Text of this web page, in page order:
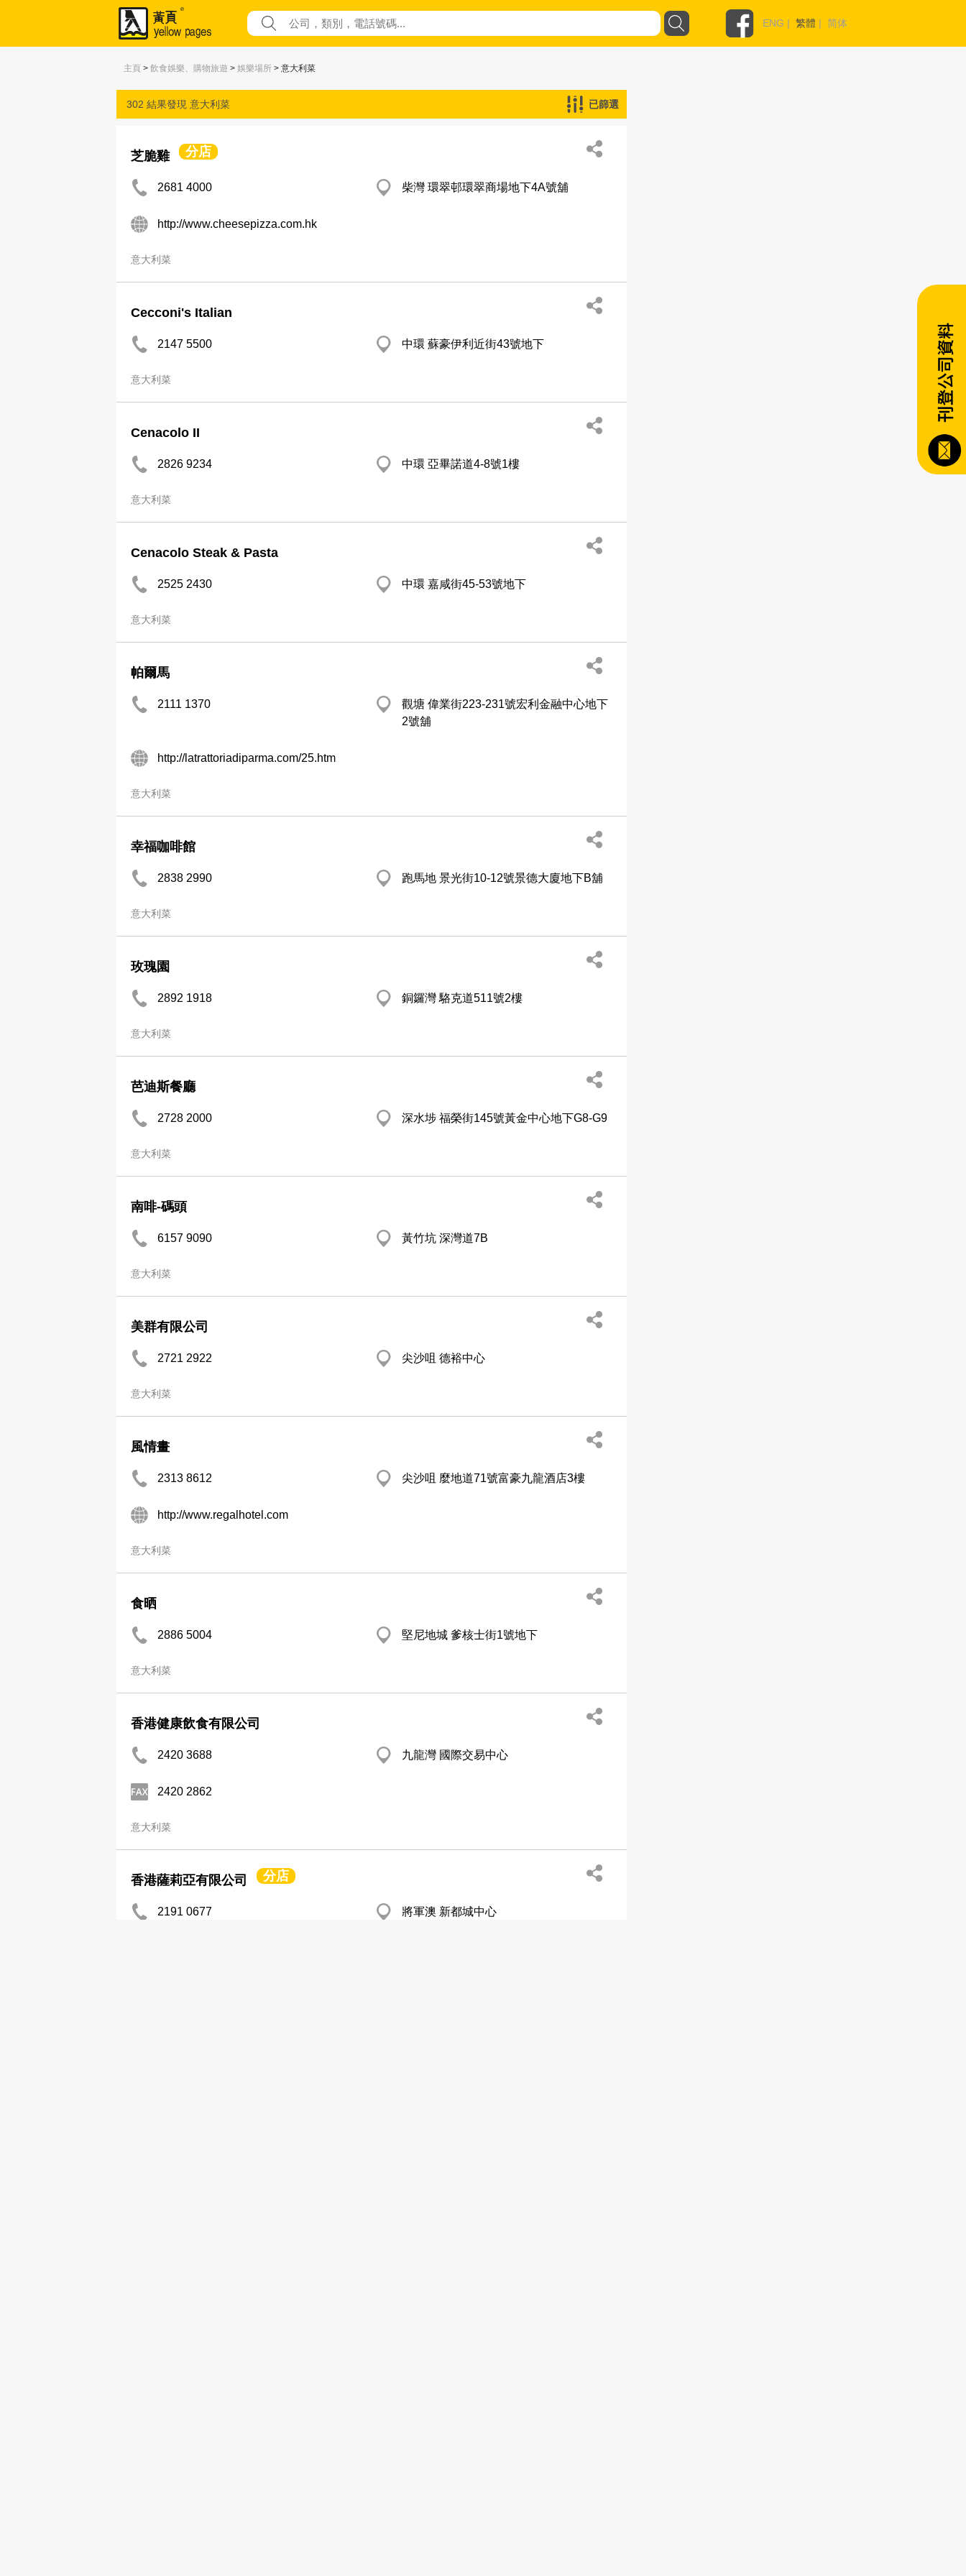
ENG | 繁體 | 简体
主頁 > 飲食娛樂、購物旅遊 > 娛樂場所 > 意大利菜
302 結果發現 意大利菜 已篩選
芝脆雞 分店
2681 4000 柴灣 環翠邨環翠商場地下4A號舖
http://www.cheesepizza.com.hk
意大利菜
Cecconi's Italian
2147 5500 中環 蘇豪伊利近街43號地下
意大利菜
Cenacolo II
2826 9234 中環 亞畢諾道4-8號1樓
意大利菜
Cenacolo Steak & Pasta
2525 2430 中環 嘉咸街45-53號地下
意大利菜
帕爾馬
2111 1370
觀塘 偉業街223-231號宏利金融中心地下
2號舖
http://latrattoriadiparma.com/25.htm
意大利菜
幸福咖啡館
2838 2990 跑馬地 景光街10-12號景德大廈地下B舖
意大利菜
玫瑰園
2892 1918 銅鑼灣 駱克道511號2樓
意大利菜
芭迪斯餐廳
2728 2000 深水埗 福榮街145號黃金中心地下G8-G9
意大利菜
南啡-碼頭
6157 9090 黃竹坑 深灣道7B
意大利菜
美群有限公司
2721 2922 尖沙咀 德裕中心
意大利菜
風情畫
2313 8612 尖沙咀 麼地道71號富豪九龍酒店3樓
http://www.regalhotel.com
意大利菜
食晒
2886 5004 堅尼地城 爹核士街1號地下
意大利菜
香港健康飲食有限公司
2420 3688 九龍灣 國際交易中心
2420 2862
意大利菜
香港薩莉亞有限公司 分店
2191 0677 將軍澳 新都城中心